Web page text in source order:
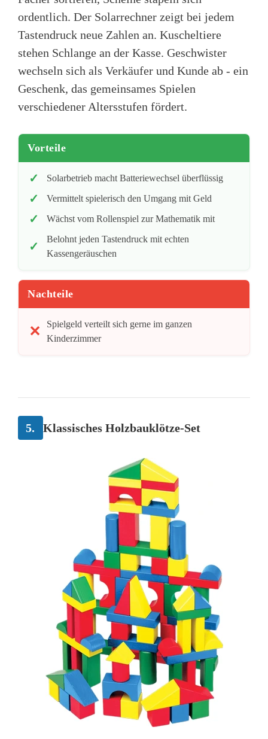
ordentlich. Der Solarrechner zeigt bei jedem
Tastendruck neue Zahlen an. Kuscheltiere
stehen Schlange an der Kasse. Geschwister
wechseln sich als Verkäufer und Kunde ab - ein
Geschenk, das gemeinsames Spielen
verschiedener Altersstufen fördert.
Vorteile
Solarbetrieb macht Batteriewechsel überflüssig
Vermittelt spielerisch den Umgang mit Geld
Wächst vom Rollenspiel zur Mathematik mit
Belohnt jeden Tastendruck mit echten
Kassengeräuschen
Nachteile
Spielgeld verteilt sich gerne im ganzen
Kinderzimmer
5. Klassisches Holzbauklötze-Set